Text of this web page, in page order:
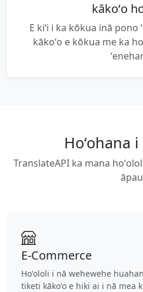
kākoʻo
E kiʻi i ka kōkua inā pono
kākoʻo e kōkua me ka
Hoʻohana
TranslateAPI ka mana
āpau
E-Commerce
Hoʻololi i nā wehewehe
tiketi kākoʻo e hiki ai i nā mea